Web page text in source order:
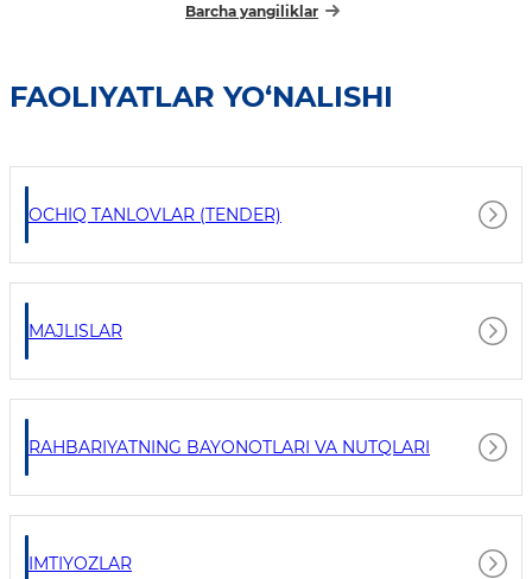
Barcha yangiliklar
FAOLIYATLAR YO‘NALISHI
OCHIQ TANLOVLAR (TENDER)
MAJLISLAR
RAHBARIYATNING BAYONOTLARI VA NUTQLARI
IMTIYOZLAR